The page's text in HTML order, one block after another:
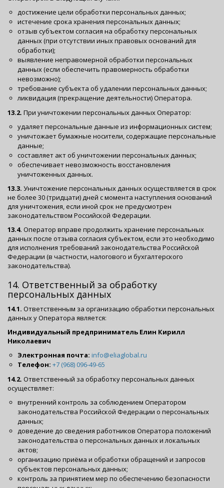
достижение цели обработки персональных данных;
истечение срока хранения персональных данных;
отзыв субъектом согласия на обработку персональных
данных (при отсутствии иных правовых оснований для
обработки);
выявление неправомерной обработки персональных
данных (если обеспечить правомерность обработки
невозможно);
требование субъекта об удалении персональных данных;
ликвидация (прекращение деятельности) Оператора.
13.2. При уничтожении персональных данных Оператор:
удаляет персональные данные из информационных систем;
уничтожает бумажные носители, содержащие персональные
данные;
составляет акт об уничтожении персональных данных;
обеспечивает невозможность восстановления
уничтоженных данных.
13.3. Уничтожение персональных данных осуществляется в срок
не более 30 (тридцати) дней с момента наступления оснований
для уничтожения, если иной срок не предусмотрен
законодательством Российской Федерации.
13.4. Оператор вправе продолжить хранение персональных
данных после отзыва согласия субъектом, если это необходимо
для исполнения требований законодательства Российской
Федерации (в частности, налогового и бухгалтерского
законодательства).
14. Ответственный за обработку
персональных данных
14.1. Ответственным за организацию обработки персональных
данных у Оператора является:
Индивидуальный предприниматель Елин Кирилл
Николаевич
Электронная почта: info@eliaglobal.ru
Телефон: +7 (968) 096-49-65
14.2. Ответственный за обработку персональных данных
осуществляет:
внутренний контроль за соблюдением Оператором
законодательства Российской Федерации о персональных
данных;
доведение до сведения работников Оператора положений
законодательства о персональных данных и локальных
актов;
организацию приёма и обработки обращений и запросов
субъектов персональных данных;
контроль за принятием мер по обеспечению безопасности